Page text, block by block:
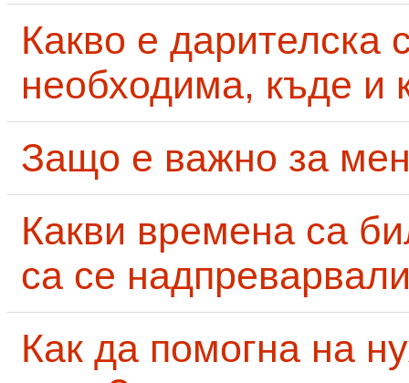
Какво е дарителска
необходима, къде и
Защо е важно за
Какви времена са
са се
Как да помогна на